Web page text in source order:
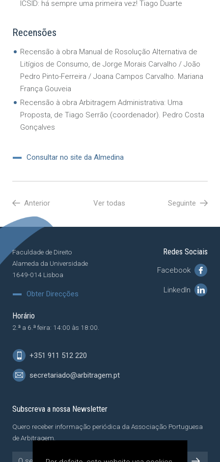
ICSID: há sempre uma primeira vez! Tiago Duarte
Recensões
Recensão à obra Manual de Rosolução Alternativa de
Litígios de Consumo, de Jorge Morais Carvalho / João
Pedro Pinto-Ferreira / Joana Campos Carvalho. Mariana
França Gouveia
Recensão à obra Arbitragem Administrativa: Uma
Proposta, de Tiago Serrão (coordenador). Pedro Costa
Gonçalves
Consultar no site da Almedina
Anterior Ver todas Seguinte
Redes Sociais
Facebook
LinkedIn
Faculdade de Direito
Alameda da Universidade
1649-014 Lisboa
Obter Direcções
Horário
2.ª a 6.ª feira: 14:00 às 18:00.
+351 911 512 220
secretariado@arbitragem.pt
Subscreva a nossa Newsletter
Quero receber informação periódica da Associação Portuguesa
de Arbitragem.